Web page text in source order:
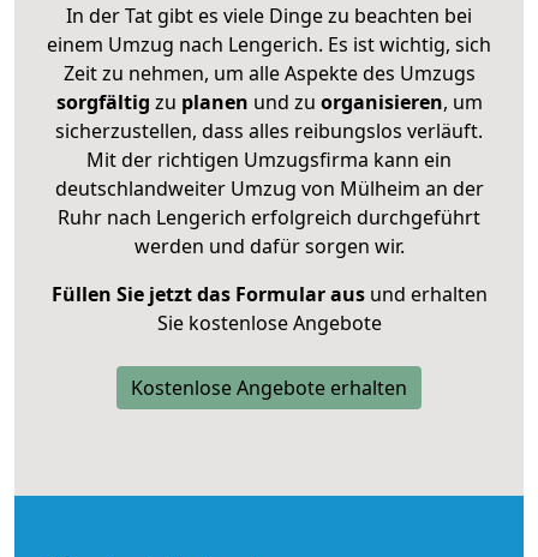
In der Tat gibt es viele Dinge zu beachten bei
einem Umzug nach Lengerich. Es ist wichtig, sich
Zeit zu nehmen, um alle Aspekte des Umzugs
sorgfältig zu planen und zu organisieren, um
sicherzustellen, dass alles reibungslos verläuft.
Mit der richtigen Umzugsfirma kann ein
deutschlandweiter Umzug von Mülheim an der
Ruhr nach Lengerich erfolgreich durchgeführt
werden und dafür sorgen wir.
Füllen Sie jetzt das Formular ausund erhalten
Sie kostenlose Angebote
Kostenlose Angebote erhalten